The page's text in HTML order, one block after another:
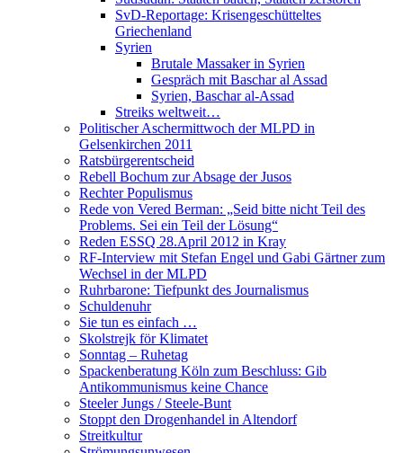
SvD-Reportage: Krisengeschütteltes
Griechenland
Syrien
Brutale Massaker in Syrien
Gespräch mit Baschar al Assad
Syrien, Baschar al-Assad
Streiks weltweit…
Politischer Aschermittwoch der MLPD in
Gelsenkirchen 2011
Ratsbürgerentscheid
Rebell Bochum zur Absage der Jusos
Rechter Populismus
Rede von Vered Berman: „Seid bitte nicht Teil des
Problems. Sei ein Teil der Lösung“
Reden ESSQ 28.April 2012 in Kray
RF-Interview mit Stefan Engel und Gabi Gärtner zum
Wechsel in der MLPD
Ruhrbarone: Tiefpunkt des Journalismus
Schuldenuhr
Sie tun es einfach …
Skolstrejk för Klimatet
Sonntag – Ruhetag
Spackenberatung Köln zum Beschluss: Gib
Antikommunismus keine Chance
Steeler Jungs / Steele-Bunt
Stoppt den Drogenhandel in Altendorf
Streitkultur